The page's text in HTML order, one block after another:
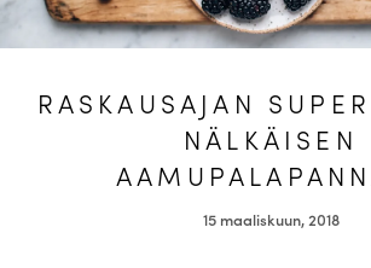
RASKAUSAJAN
NÄLKÄISEN
15 maaliskuun, 2018